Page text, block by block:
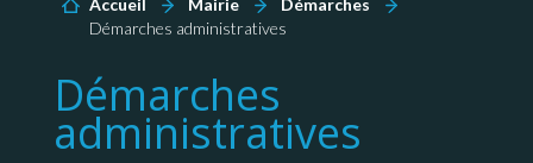
Accueil
Mairie
Démarches
Démarches administratives
Démarches
administratives